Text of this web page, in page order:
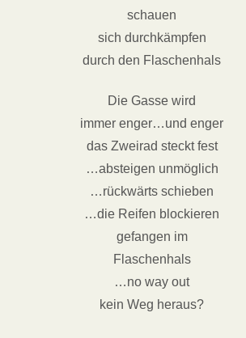
schauen
sich durchkämpfen
durch den Flaschenhals
Die Gasse wird
immer enger…und enger
das Zweirad steckt fest
…absteigen unmöglich
…rückwärts schieben
…die Reifen blockieren
gefangen im
Flaschenhals
…no way out
kein Weg heraus?